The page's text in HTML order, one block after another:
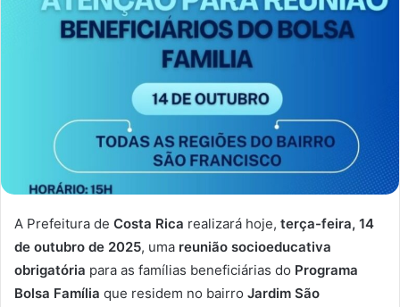
A Prefeitura de Costa Rica realizará hoje, terça-feira, 14
de outubro de 2025, uma reunião socioeducativa
obrigatória para as famílias beneficiárias do Programa
Bolsa Família que residem no bairro Jardim São